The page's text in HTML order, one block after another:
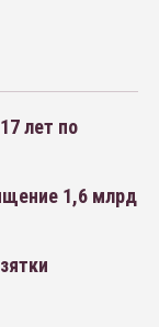
лет по
1,6 млрд